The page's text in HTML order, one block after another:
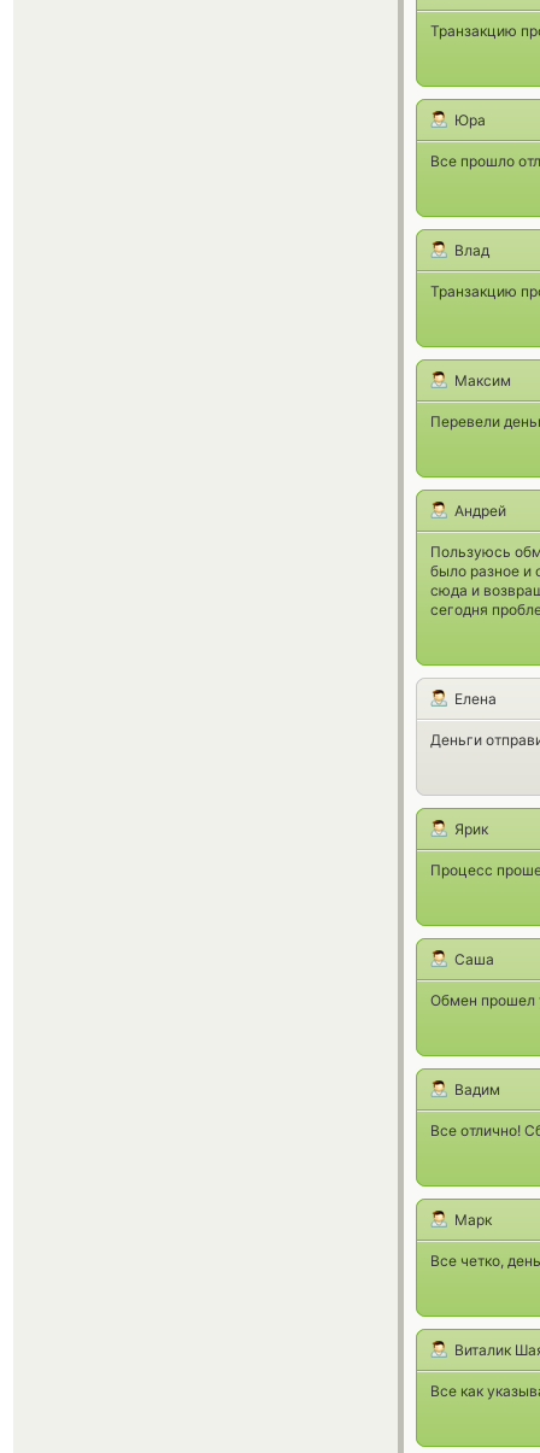
Транзакцию
Юра
Все прошло
Влад
Транзакцию
Максим
Перевели
Андрей
Пользуюсь
было разное и
сюда и
сегодня
Елена
Деньги
Ярик
Процесс
Саша
Обмен прошел
Вадим
Все отлично!
Марк
Все четко,
Виталик
Все как